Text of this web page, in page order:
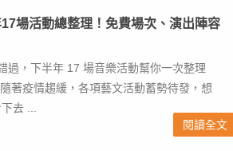
場活動總整理！免費場次、演出陣容
過，下半年 17 場音樂活動幫你一次整理
著疫情趨緩，各項藝文活動蓄勢待發，想
去 ...
閱讀全文